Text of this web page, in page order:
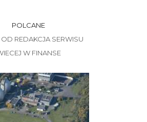
POLCANE
REDAKCJA SERWISU
W FINANSE